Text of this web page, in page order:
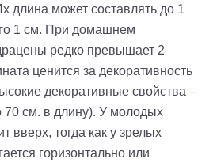
длина может составлять до 1
1 см. При домашнем
редко превышает 2
ценится за декоративность
декоративные свойства –
70 см. в длину). У молодых
вверх, тогда как у зрелых
горизонтально или